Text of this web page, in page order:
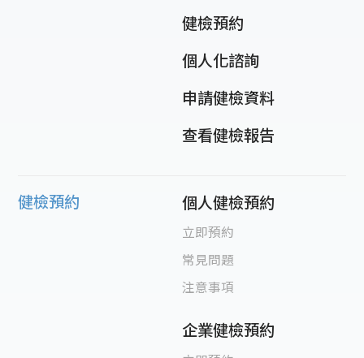
健檢預約
個人化諮詢
申請健檢資料
查看健檢報告
健檢預約 個人健檢預約
立即預約
常見問題
注意事項
企業健檢預約